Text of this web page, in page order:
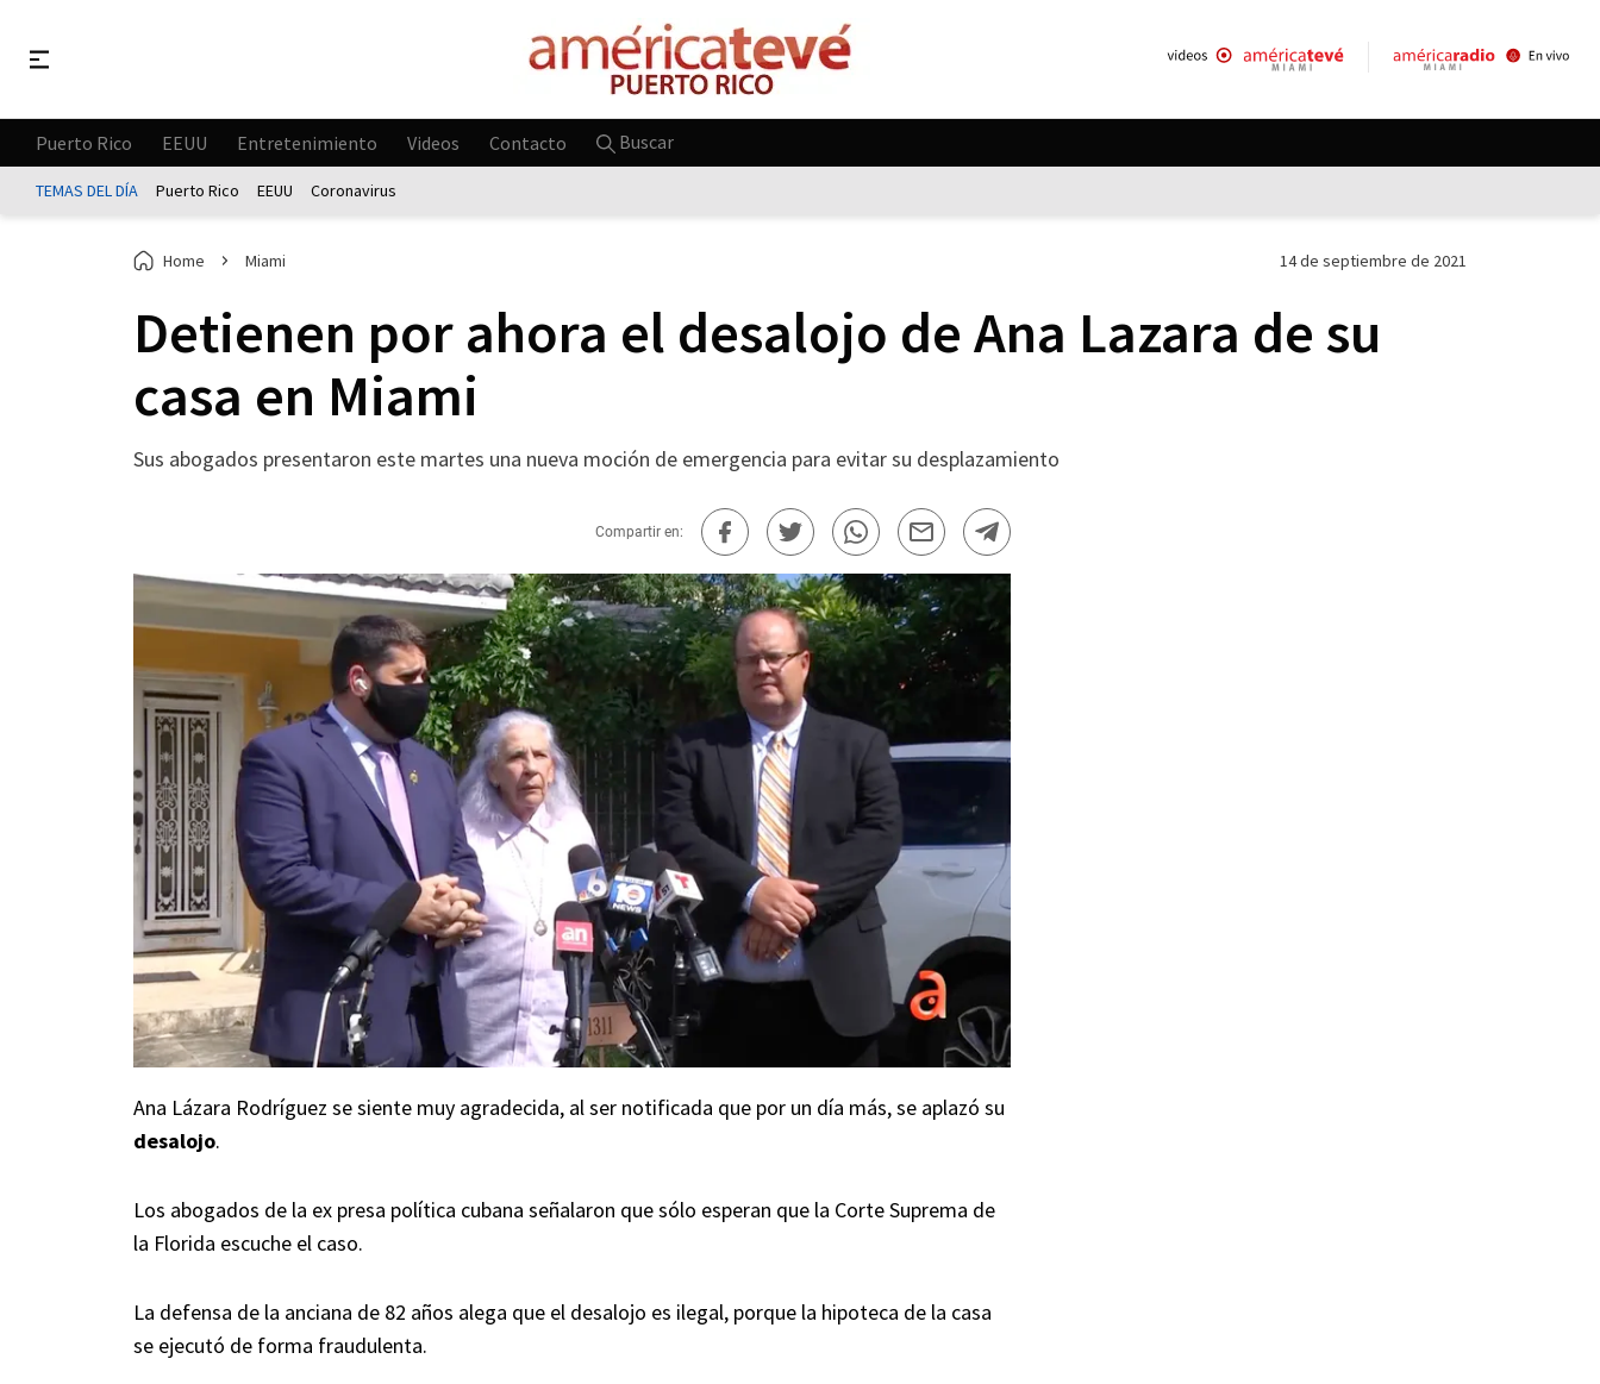
Puerto Rico EEUU Entretenimiento Videos Contacto Buscar
TEMAS DEL DÍA Puerto Rico EEUU Coronavirus
Home Miami 14 de septiembre de 2021
Detienen por ahora el desalojo de Ana Lazara de su
casa en Miami
Sus abogados presentaron este martes una nueva moción de emergencia para evitar su desplazamiento
Compartir en:
Ana Lázara Rodríguez se siente muy agradecida, al ser notificada que por un día más, se aplazó su
desalojo.
Los abogados de la ex presa política cubana señalaron que sólo esperan que la Corte Suprema de
la Florida escuche el caso.
La defensa de la anciana de 82 años alega que el desalojo es ilegal, porque la hipoteca de la casa
se ejecutó de forma fraudulenta.